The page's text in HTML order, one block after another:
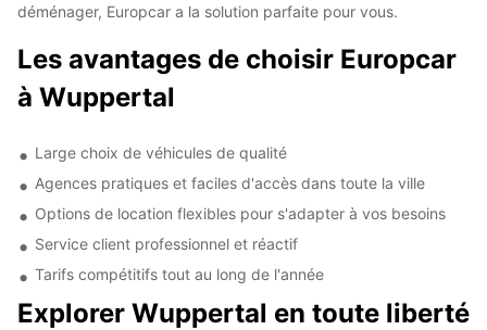
déménager, Europcar a la solution parfaite pour vous.
Les avantages de choisir Europcar
à Wuppertal
Large choix de véhicules de qualité
Agences pratiques et faciles d'accès dans toute la ville
Options de location flexibles pour s'adapter à vos besoins
Service client professionnel et réactif
Tarifs compétitifs tout au long de l'année
Explorer Wuppertal en toute liberté